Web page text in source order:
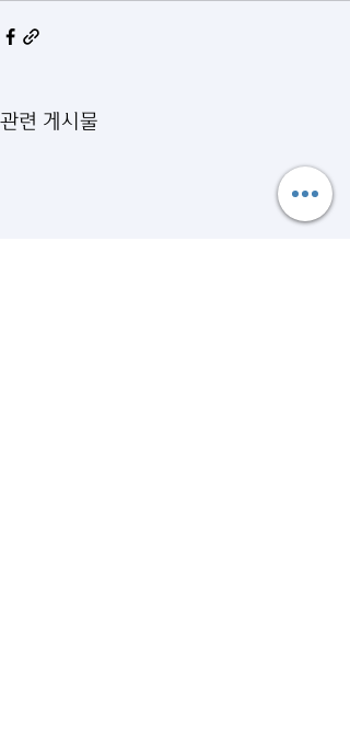
관련 게시물